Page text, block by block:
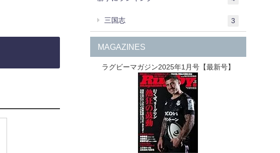
三国志 3
MAGAZINES
ラグビーマガジン2025年1月号【最新号】